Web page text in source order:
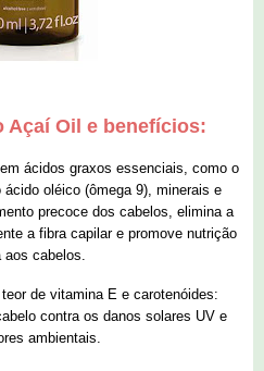
Açaí Oil e benefícios:
ácidos graxos essenciais, como o
oléico (ômega 9), minerais e
precoce dos cabelos, elimina a
a fibra capilar e promove nutrição
aos cabelos.
de vitamina E e carotenóides:
contra os danos solares UV e
ambientais.